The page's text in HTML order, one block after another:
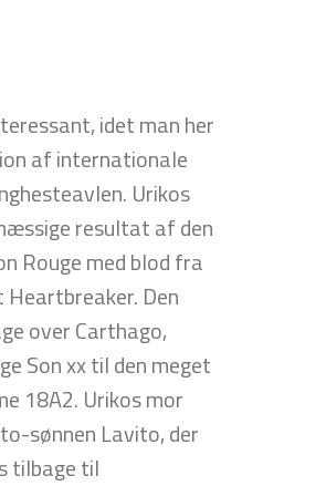
idet man her
af internationale
Urikos
resultat af den
Rouge med blod fra
Den
over Carthago,
Son xx til den meget
18A2. Urikos mor
sønnen Lavito, der
tilbage til